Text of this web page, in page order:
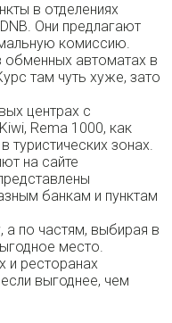
в отделениях
Они предлагают
комиссию.
автоматах в
там чуть хуже, зато
центрах с
Rema 1000, как
туристических зонах.
на сайте
банкам и пунктам
по частям, выбирая в
место.
и ресторанах
выгоднее, чем